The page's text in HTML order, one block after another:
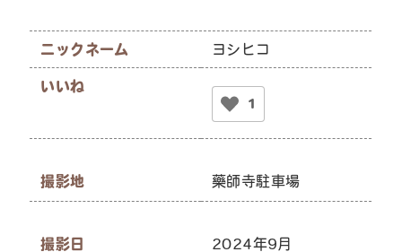
ニックネーム ヨシヒコ
いいね
1
撮影地 藥師寺駐車場
撮影日 2024年9月